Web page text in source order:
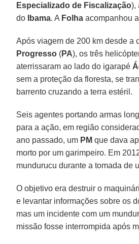
Especializado de Fiscalização),
do
Ibama. A Folha acompanhou
Após viagem de 200 km desde a
Progresso (PA), os três
aterrissaram ao lado do igarapé
sem a proteção da floresta, se
barrento cruzando a terra estéril.
Seis agentes portando armas
para a ação, em região
ano passado, um PM que dava
morto por um garimpeiro. Em
mundurucu durante a tomada de
O objetivo era destruir o
e levantar informações sobre os
mas um incidente com um
missão fosse interrompida após